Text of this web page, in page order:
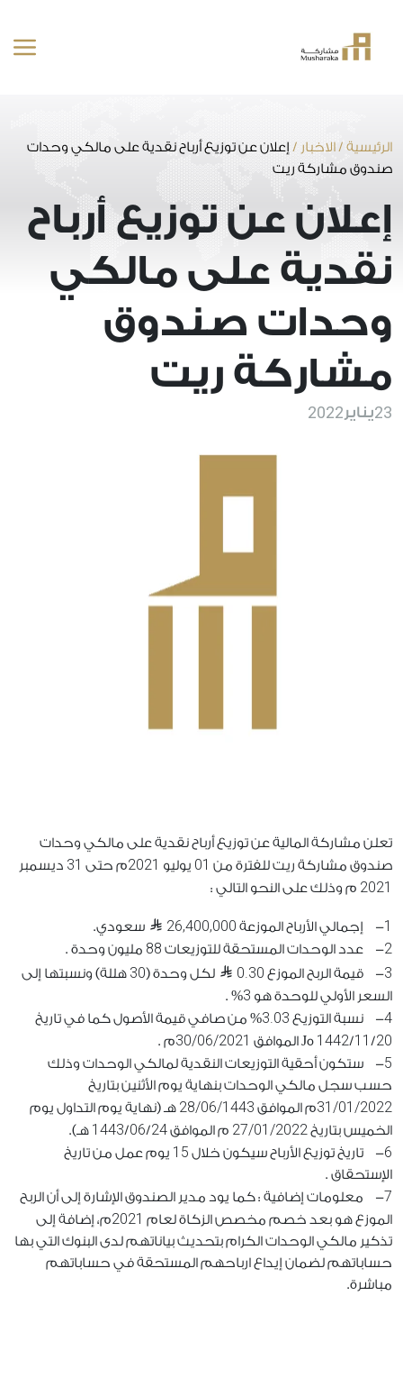
المحتوى
الرئيسية /الاخبار / إعلان عن توزيع أرباح نقدية على مالكي وحدات
صندوق مشاركة ريت
إعلان عن توزيع أرباح
نقدية على مالكي
وحدات صندوق
مشاركة ريت
23يناير 2022
تعلن مشاركة المالية عن توزيع أرباح نقدية على مالكي وحدات
صندوق مشاركة ريت للفترة من 01 يوليو 2021م حتى 31 ديسمبر
2021 م وذلك على النحو التالي :
1- إجمالي الأرباح الموزعة 26,400,000 سعودي.
2- عدد الوحدات المستحقة للتوزيعات 88 مليون وحدة .
3- قيمة الربح الموزع 0.30 لكل وحدة (30 هللة) ونسبتها إلى
السعر الأولي للوحدة هو 3
% .
4- نسبة التوزيع 3.03% من صافي قيمة الأصول كما في تاريخ
1442/11 /20 هJ الموافق 30/06/2021م .
5- ستكون أحقية التوزيعات النقدية لمالكي الوحدات وذلك
حسب سجل مالكي الوحدات بنهاية يوم الأثنين بتاريخ
31/01/2022م الموافق 28/06/1443 هـ (نهاية يوم التداول يوم
الخميس بتاريخ27/01/2022 م الموافق 1443/06/24 هـ).
6- تاريخ توزيع الأرباح سيكون خلال 15 يوم عمل من تاريخ
الإستحقاق .
7- معلومات إضافية : كما يود مدير الصندوق الإشارة إلى أن الربح
الموزع هو بعد خصم مخصص الزكاة لعام 2021م، إضافة إلى
تذكير مالكي الوحدات الكرام بتحديث بياناتهم لدى البنوك التي بها
حساباتهم لضمان إيداع ارباحهم المستحقة في حساباتهم
مباشرة.